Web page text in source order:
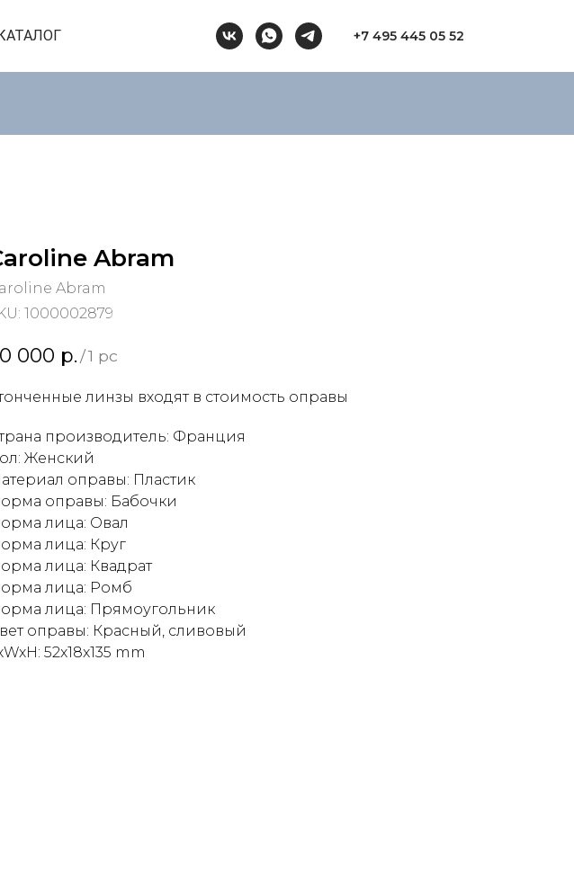
+7 495 445 05 52
Abram
Abram
1000002879
000 р. /1 pc
линзы входят в стоимость оправы
производитель: Франция
Женский
оправы: Пластик
оправы: Бабочки
лица: Овал
лица: Круг
лица: Квадрат
лица: Ромб
лица: Прямоугольник
оправы: Красный, сливовый
52x18x135 mm